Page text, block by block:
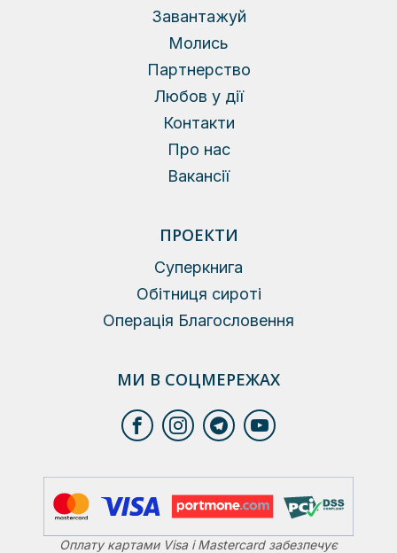
Завантажуй
Молись
Партнерство
Любов у дії
Контакти
Про нас
Вакансії
ПРОЕКТИ
Суперкнига
Обітниця сироті
Операція Благословення
МИ В СОЦМЕРЕЖАХ
Оплату картами Visa і Mastercard забезпечує